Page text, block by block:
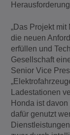
„Das Projekt
die neuen
erfüllen und
Gesellschaft
Senior Vice
Ladestationen
Honda ist
dafür genutzt